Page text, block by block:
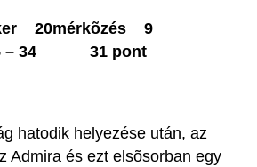
20mérkõzés 9
31 pont
hatodik helyezése után, az
Admira és ezt elsõsorban egy